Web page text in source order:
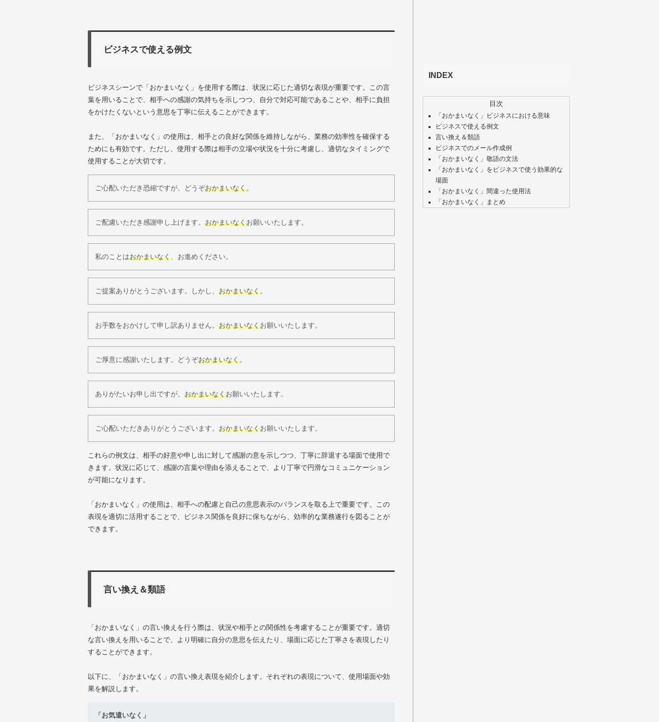
ビジネスで使える例文
ビジネスシーンで「おかまいなく」を使用する際は、状況に応じた適切な表現が重要です。この言
葉を用いることで、相手への感謝の気持ちを示しつつ、自分で対応可能であることや、相手に負担
をかけたくないという意思を丁寧に伝えることができます。
また、「おかまいなく」の使用は、相手との良好な関係を維持しながら、業務の効率性を確保する
ためにも有効です。ただし、使用する際は相手の立場や状況を十分に考慮し、適切なタイミングで
使用することが大切です。
ご心配いただき恐縮ですが、どうぞおかまいなく。
ご配慮いただき感謝申し上げます。 おかまいなくお願いいたします。
私のことはおかまいなく 、お進めください。
ご提案ありがとうございます。しかし、 おかまいなく。
お手数をおかけして申し訳ありません。 おかまいなくお願いいたします。
ご厚意に感謝いたします。どうぞおかまいなく。
ありがたいお申し出ですが、 おかまいなくお願いいたします。
ご心配いただきありがとうございます。 おかまいなくお願いいたします。
これらの例文は、相手の好意や申し出に対して感謝の意を示しつつ、丁寧に辞退する場面で使用で
きます。状況に応じて、感謝の言葉や理由を添えることで、より丁寧で円滑なコミュニケーション
が可能になります。
「おかまいなく」の使用は、相手への配慮と自己の意思表示のバランスを取る上で重要です。この
表現を適切に活用することで、ビジネス関係を良好に保ちながら、効率的な業務遂行を図ることが
できます。
言い換え＆類語
「おかまいなく」の言い換えを行う際は、状況や相手との関係性を考慮することが重要です。適切
な言い換えを用いることで、より明確に自分の意思を伝えたり、場面に応じた丁寧さを表現したり
することができます。
以下に、「おかまいなく」の言い換え表現を紹介します。それぞれの表現について、使用場面や効
果を解説します。
「お気遣いなく」
INDEX
目次
「おかまいなく」ビジネスにおける意味
ビジネスで使える例文
言い換え＆類語
ビジネスでのメール作成例
「おかまいなく」敬語の文法
「おかまいなく」をビジネスで使う効果的な
場面
「おかまいなく」間違った使用法
「おかまいなく」まとめ